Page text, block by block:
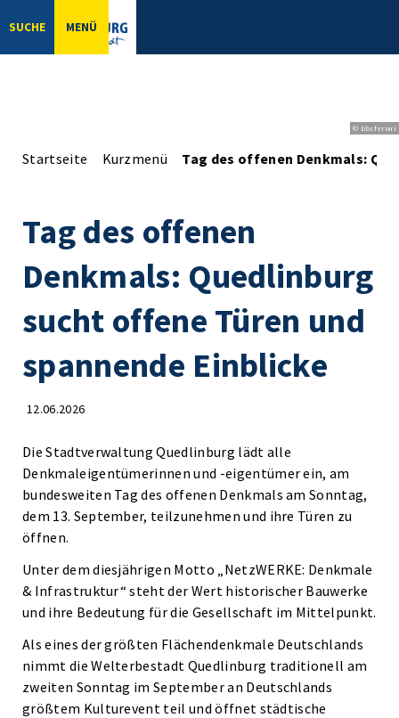
SUCHE MENÜ
© bbsferrari
Startseite Kurzmenü Tag des offenen Denkmals:
Tag des offenen
Denkmals: Quedlinburg
sucht offene Türen und
spannende Einblicke
12.06.2026
Die Stadtverwaltung Quedlinburg lädt alle
Denkmaleigentümerinnen und -eigentümer ein, am
bundesweiten Tag des offenen Denkmals am Sonntag,
dem 13. September, teilzunehmen und ihre Türen zu
öffnen.
Unter dem diesjährigen Motto „NetzWERKE: Denkmale
& Infrastruktur“ steht der Wert historischer Bauwerke
und ihre Bedeutung für die Gesellschaft im Mittelpunkt.
Als eines der größten Flächendenkmale Deutschlands
nimmt die Welterbestadt Quedlinburg traditionell am
zweiten Sonntag im September an Deutschlands
größtem Kulturevent teil und öffnet städtische